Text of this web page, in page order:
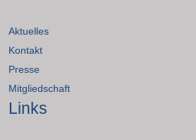
Aktuelles
Kontakt
Presse
Mitgliedschaft
Links